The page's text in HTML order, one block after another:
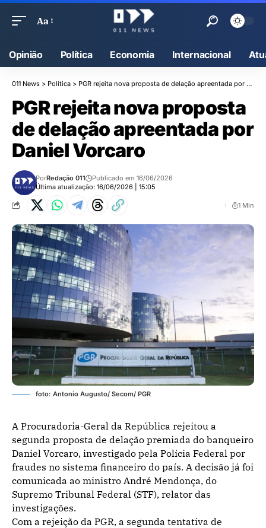
Aa
Opinião Política Economia Internacional
011 News > Política > PGR rejeita nova proposta de delação apreentada por Daniel Vorcaro
PGR rejeita nova proposta
de delação apreentada por
Daniel Vorcaro
Última atualização: 16/06/2026 | 15:05
PorRedação 011 Publicado em 16/06/2026
1 Min
foto: Antonio Augusto/ Secom/ PGR
A Procuradoria-Geral da República rejeitou a
segunda proposta de delação premiada do banqueiro
Daniel Vorcaro, investigado pela Polícia Federal por
fraudes no sistema financeiro do país. A decisão já foi
comunicada ao ministro André Mendonça, do
Supremo Tribunal Federal (STF), relator das
investigações.
Com a rejeição da PGR, a segunda tentativa de